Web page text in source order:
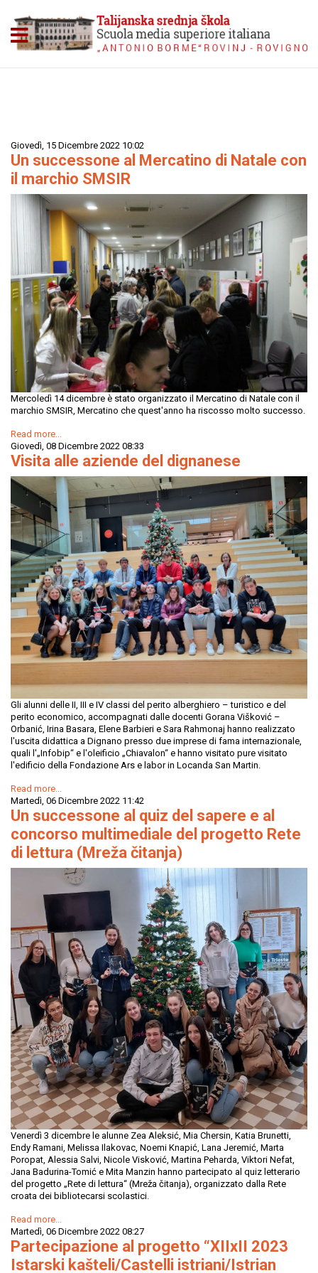
Giovedì, 15 Dicembre 2022 10:02
Un successone al Mercatino di Natale con
il marchio SMSIR
Mercoledì 14 dicembre è stato organizzato il Mercatino di Natale con il
marchio SMSIR, Mercatino che quest'anno ha riscosso molto successo.
Read more...
Giovedì, 08 Dicembre 2022 08:33
Visita alle aziende del dignanese
Gli alunni delle II, III e IV classi del perito alberghiero – turistico e del
perito economico, accompagnati dalle docenti Gorana Višković –
Orbanić, Irina Basara, Elene Barbieri e Sara Rahmonaj hanno realizzato
l'uscita didattica a Dignano presso due imprese di fama internazionale,
quali l'„Infobip“ e l'oleificio „Chiavalon“ e hanno visitato pure visitato
l'edificio della Fondazione Ars e labor in Locanda San Martin.
Read more...
Martedì, 06 Dicembre 2022 11:42
Un successone al quiz del sapere e al
concorso multimediale del progetto Rete
di lettura (Mreža čitanja)
Venerdì 3 dicembre le alunne Zea Aleksić, Mia Chersin, Katia Brunetti,
Endy Ramani, Melissa Ilakovac, Noemi Knapić, Lana Jeremić, Marta
Poropat, Alessia Salvi, Nicole Visković, Martina Peharda, Viktori Nefat,
Jana Badurina-Tomić e Mita Manzin hanno partecipato al quiz letterario
del progetto „Rete di lettura“ (Mreža čitanja), organizzato dalla Rete
croata dei bibliotecarsi scolastici.
Read more...
Martedì, 06 Dicembre 2022 08:27
Partecipazione al progetto “XIIxII 2023
Istarski kašteli/Castelli istriani/Istrian